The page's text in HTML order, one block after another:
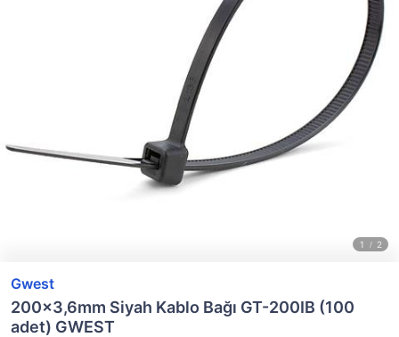
Gwest
200x3,6mm Siyah Kablo Bağı GT-200IB (100
adet) GWEST